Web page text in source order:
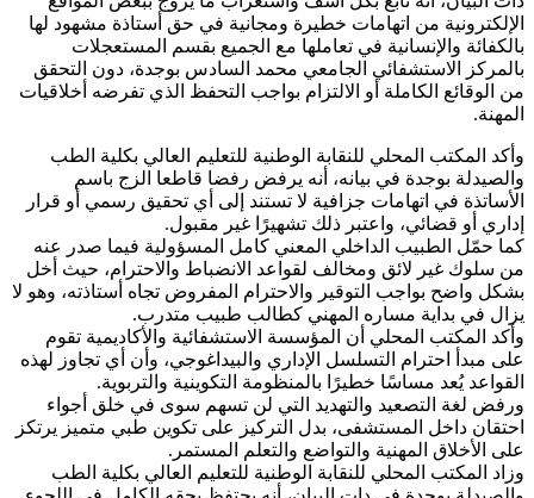
الإلكترونية من اتهامات خطيرة ومجانية في حق أستاذة مشهود لها
بالكفائة والإنسانية في تعاملها مع الجميع بقسم المستعجلات
بالمركز الاستشفائي الجامعي محمد السادس بوجدة، دون التحقق
من الوقائع الكاملة أو الالتزام بواجب التحفظ الذي تفرضه أخلاقيات
المهنة.
وأكد المكتب المحلي للنقابة الوطنية للتعليم العالي بكلية الطب
والصيدلة بوجدة في بيانه، أنه يرفض رفضا قاطعا الزج باسم
الأساتذة في اتهامات جزافية لا تستند إلى أي تحقيق رسمي أو قرار
إداري أو قضائي، واعتبر ذلك تشهيرًا غير مقبول.
كما حمّل الطبيب الداخلي المعني كامل المسؤولية فيما صدر عنه
من سلوك غير لائق ومخالف لقواعد الانضباط والاحترام، حيث أخل
بشكل واضح بواجب التوقير والاحترام المفروض تجاه أستاذته، وهو لا
يزال في بداية مساره المهني كطالب طبيب متدرب.
وأكد المكتب المحلي أن المؤسسة الاستشفائية والأكاديمية تقوم
على مبدأ احترام التسلسل الإداري والبيداغوجي، وأن أي تجاوز لهذه
القواعد يُعد مساسًا خطيرًا بالمنظومة التكوينية والتربوية.
ورفض لغة التصعيد والتهديد التي لن تسهم سوى في خلق أجواء
احتقان داخل المستشفى، بدل التركيز على تكوين طبي متميز يرتكز
على الأخلاق المهنية والتواضع والتعلم المستمر.
وزاد المكتب المحلي للنقابة الوطنية للتعليم العالي بكلية الطب